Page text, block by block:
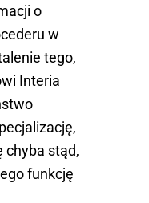
o
w
tego,
Interia
chyba stąd,
funkcję